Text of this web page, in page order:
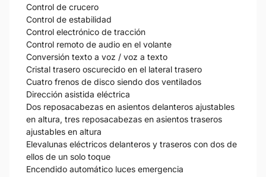
Control de crucero
Control de estabilidad
Control electrónico de tracción
Control remoto de audio en el volante
Conversión texto a voz / voz a texto
Cristal trasero oscurecido en el lateral trasero
Cuatro frenos de disco siendo dos ventilados
Dirección asistida eléctrica
Dos reposacabezas en asientos delanteros ajustables
en altura, tres reposacabezas en asientos traseros
ajustables en altura
Elevalunas eléctricos delanteros y traseros con dos de
ellos de un solo toque
Encendido automático luces emergencia